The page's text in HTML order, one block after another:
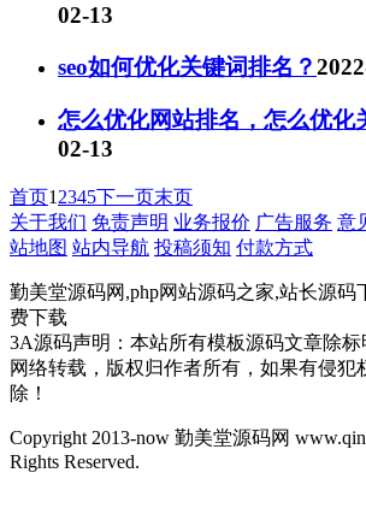
02-13
seo如何优化关键词排名？
怎么优化网站排名，怎么优化
02-13
首页1 2345下一页末页
关于我们 免责声明 业务报价 广告服务 意
站地图 站内导航 投稿须知 付款方式
勤美堂源码网,php网站源码之家,站长源码
费下载
3A源码声明：本站所有模板源码文章除
网络转载，版权归作者所有，如果有侵犯
除！
Copyright 2013-now 勤美堂源码网
Rights Reserved.